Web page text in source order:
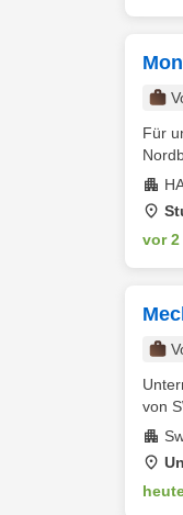
Für
vor 2
von